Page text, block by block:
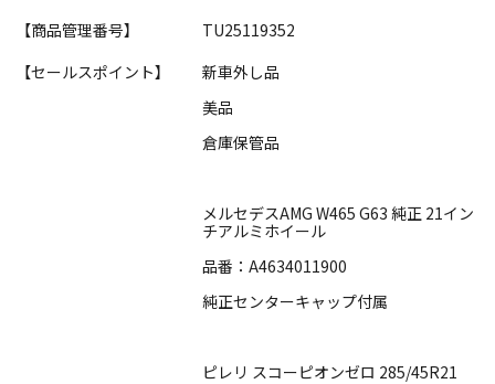
【商品管理番号】
TU25119352
【セールスポイント】
新車外し品
美品
倉庫保管品
メルセデスAMG W465 G63 純正 21イン
チアルミホイール
品番：A4634011900
純正センターキャップ付属
ピレリ スコーピオンゼロ 285/45R21